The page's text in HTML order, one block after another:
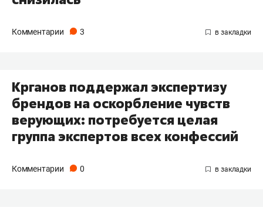
Комментарии 3
Крганов поддержал экспертизу
брендов на оскорбление чувств
верующих: потребуется целая
группа экспертов всех конфессий
Комментарии 0